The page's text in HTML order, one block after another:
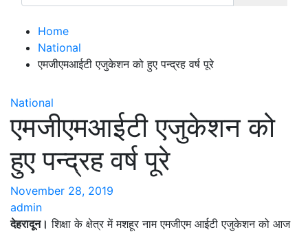
Home
National
एमजीएमआईटी एजुकेशन को हुए पन्द्रह वर्ष पूरे
National
एमजीएमआईटी एजुकेशन को
हुए पन्द्रह वर्ष पूरे
November 28, 2019
admin
देहरादून। शिक्षा के क्षेत्र में मशहूर नाम एमजीएम आईटी एजुकेशन को आज